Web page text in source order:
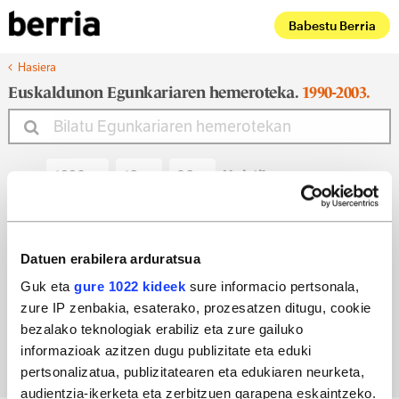
Datuen erabilera arduratsua
Guk eta gure 1022 kideek sure informacio pertsonala,
zure IP zenbakia, esaterako, prozesatzen ditugu, cookie
bezalako teknologiak erabiliz eta zure gailuko
informazioak azitzen dugu publizitate eta eduki
pertsonalizatua, publizitatearen eta edukiaren neurketa,
audientzia-ikerketa eta zerbitzuen garapena eskaintzeko.
Babestu Berria
Hasiera
Euskaldunon Egunkariaren hemeroteka. 1990-2003.
Noiztik
Noiz arte
Bilatu egun bateko edizioa